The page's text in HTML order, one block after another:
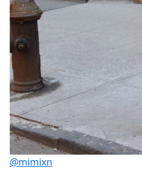
@mimixn